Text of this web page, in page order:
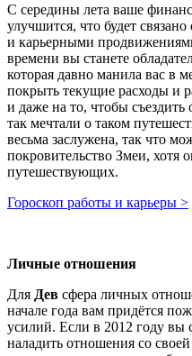
С середины лета ваше
улучшится, что будет
и карьерными
времени вы станете
которая давно манила вас в
покрыть текущие расходы и
и даже на то, чтобы съездить
так мечтали о таком
весьма заслужена, так что
покровительство Змеи, хотя
путешествующих.
Гороскоп работы и карьеры >
Личные отношения
Для Дев сфера личных
начале года вам придётся
усилий. Если в 2012 году вы
наладить отношения со